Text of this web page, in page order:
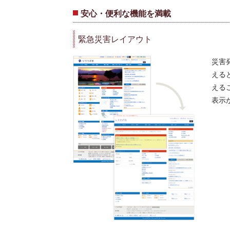
安心・便利な機能を満載
緊急災害レイアウト
災害
える
える
表示